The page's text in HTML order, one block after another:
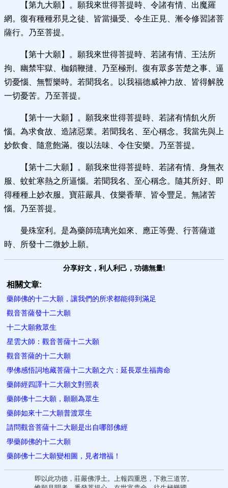
【第九大願】。願我來世得菩提時、令諸有情、出魔羅
網。復有種種邪見之徒、皆當攝受、令生正見、漸令修習諸菩
薩行。乃至菩提。
【第十大願】。願我來世得菩提時、若諸有情、王法所
拘、幽禁牢獄、枷鎖鞭撻、乃至極刑。復有眾多苦楚之事、逼
切憂惱、無暫樂時。若聞我名。以我福德威神力故、皆得解脫
一切憂苦。乃至菩提。
【第十一大願】。願我來世得菩提時、若諸有情飢火所
惱。為求食故、造諸惡業。若聞我名、至心稱念。我當先與上
妙飲食、隨意飽滿。復以法味、令住安樂。乃至菩提。
【第十二大願】。願我來世得菩提時、若諸有情、身無衣
服、蚊虻寒熱之所逼惱。若聞我名、至心稱念。隨其所好、即
得種種上妙衣服。寶莊嚴具、伎樂香華、皆令豐足。無諸苦
惱。乃至菩提。
曼殊室利。是為藥師琉璃光如來、應正等覺、行菩薩道
時、所發十二微妙上願。
分享好文，利人利己，功德無量!
相關文章:
藥師佛的十二大願，讓我們的所求都能得到滿足
觀音菩薩發十二大願
十二大願救眾生
星雲大師：觀音菩薩十二大願
觀音菩薩的十二大願
學佛感悟詞地藏菩薩十二大願之六：延長眾生福壽命
藥師經四譯十二大願文對照表
藥師佛十二大願，願願為眾生
藥師如來十二大願普渡眾生
請問觀音菩薩十二大願是出自哪部佛經
學藥師佛的十二大願
藥師佛十二大願變相圖，見者增福！
即以此功德，莊嚴佛淨土。上報四重恩，下救三道苦。